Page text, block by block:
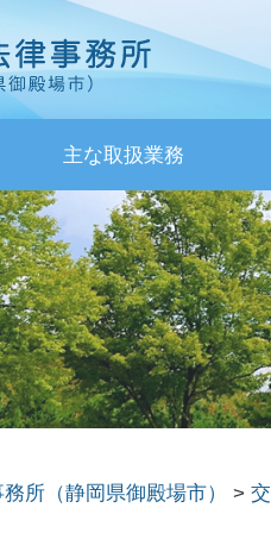
主な取扱業務
所（静岡県御殿場市） >